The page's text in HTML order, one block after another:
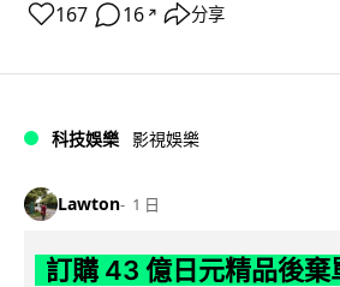
167 16 ↗ 分享
科技娛樂 影視娛樂
Lawton 1 日
訂購 43 億日元精品後棄